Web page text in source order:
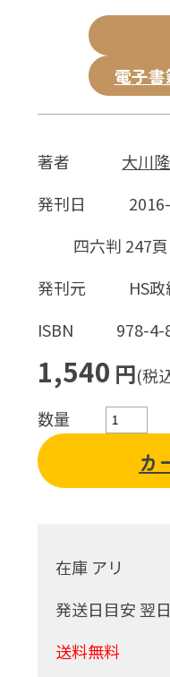
電子
著者
大川
発刊日
四六判 247頁
発刊元
HS
ISBN
978-4-
1,540 円(税
数量
カ
在庫 アリ
発送日目安 翌
送料無料